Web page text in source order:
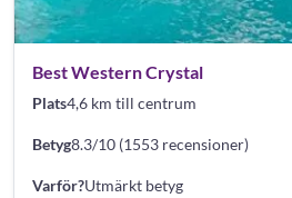
Best Western Crystal
Plats4,6 km till centrum
Betyg8.3/10 (1553 recensioner)
Varför?Utmärkt betyg